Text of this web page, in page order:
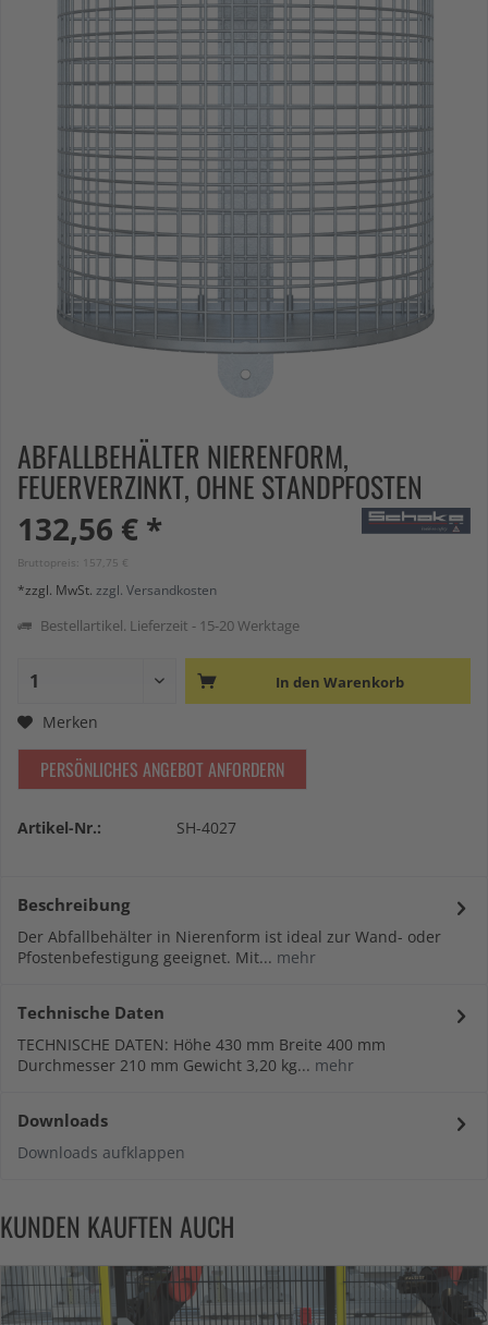
ABFALLBEHÄLTER NIERENFORM,
FEUERVERZINKT, OHNE STANDPFOSTEN
132,56 € *
Bruttopreis: 157,75 €
*zzgl. MwSt. zzgl. Versandkosten
Bestellartikel. Lieferzeit - 15-20 Werktage
In den Warenkorb
Merken
PERSÖNLICHES ANGEBOT ANFORDERN
Artikel-Nr.: SH-4027
Beschreibung
Der Abfallbehälter in Nierenform ist ideal zur Wand- oder
Pfostenbefestigung geeignet. Mit... mehr
Technische Daten
TECHNISCHE DATEN: Höhe 430 mm Breite 400 mm
Durchmesser 210 mm Gewicht 3,20 kg... mehr
Downloads
Downloads aufklappen
KUNDEN KAUFTEN AUCH